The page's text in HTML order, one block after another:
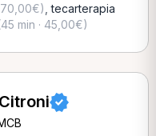
70,00€) ,tecarterapia
min · 45,00€)